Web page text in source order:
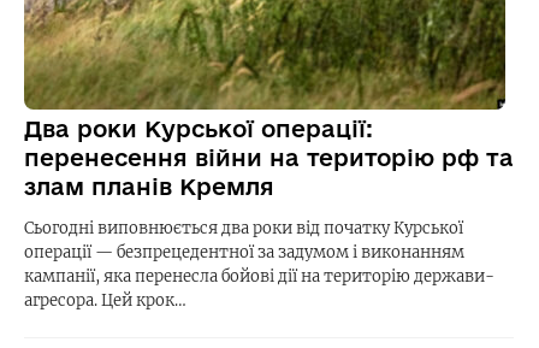
Два роки Курської операції:
перенесення війни на територію рф та
злам планів Кремля
Сьогодні виповнюється два роки від початку Курської
операції — безпрецедентної за задумом і виконанням
кампанії, яка перенесла бойові дії на територію держави-
агресора. Цей крок…